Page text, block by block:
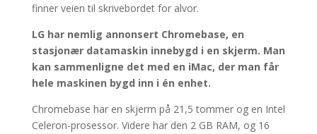
finner veien til skrivebordet for alvor.
LG har nemlig annonsert Chromebase, en
stasjonær datamaskin innebygd i en skjerm. Man
kan sammenligne det med en iMac, der man får
hele maskinen bygd inn i én enhet.
Chromebase har en skjerm på 21,5 tommer og en Intel
Celeron-prosessor. Videre har den 2 GB RAM, og 16